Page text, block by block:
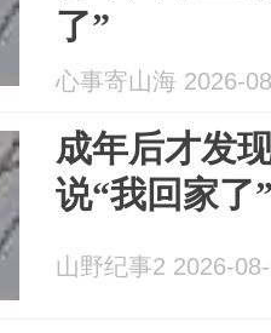
了”
心事寄山海 2026-
成年后才发
说“我回家了
山野纪事2 2026-